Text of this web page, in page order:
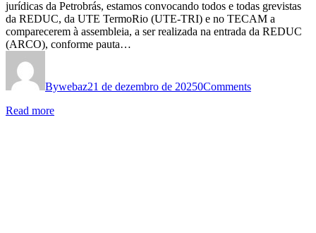
jurídicas da Petrobrás, estamos convocando todos e todas grevistas
da REDUC, da UTE TermoRio (UTE-TRI) e no TECAM a
comparecerem à assembleia, a ser realizada na entrada da REDUC
(ARCO), conforme pauta…
Bywebaz21 de dezembro de 20250Comments
Read more